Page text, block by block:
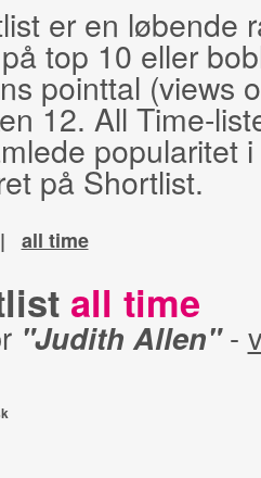
er en løbende
top 10 eller
pointtal (views
12. All Time-
popularitet
på Shortlist.
| all time
all time
"Judith Allen"-